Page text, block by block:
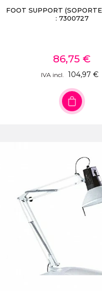
FOOT SUPPORT
: 7300727
86,75 €
IVA incl. 104,97 €